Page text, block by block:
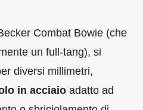
Combat Bowie (che
un full-tang), si
diversi millimetri,
in acciaio adatto ad